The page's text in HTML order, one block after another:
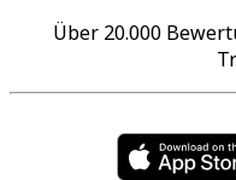
Über 20.000